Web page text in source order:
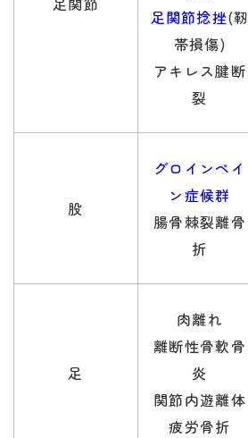
足関節捻挫(靭
帯損傷)
アキレス腱断
裂
股
グロインペイ
ン症候群
腸骨棘裂離骨
折
足
肉離れ
離断性骨軟骨
炎
関節内遊離体
疲労骨折